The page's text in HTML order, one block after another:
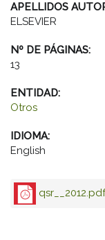
APELLIDOS
ELSEVIER
Nº DE PÁGINAS:
13
ENTIDAD:
Otros
IDIOMA:
English
qsr__2012.pdf